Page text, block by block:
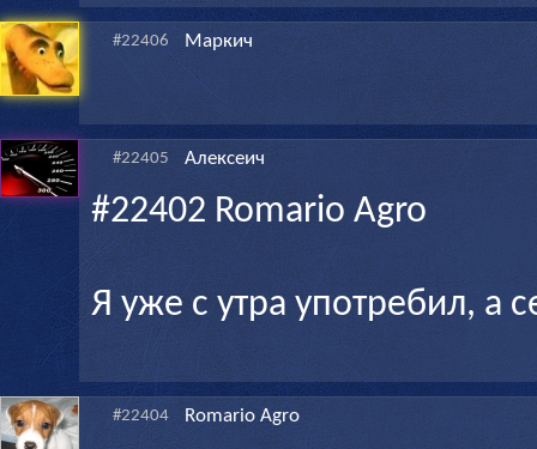
#22406 Маркич
#22405 Алексеич
#22402 Romario Agro
Я уже с утра употребил, а
#22404 Romario Agro